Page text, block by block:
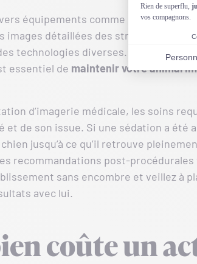
équipements comme le
scanner, l’
images détaillées des structures
technologies diverses. Le processus
essentiel de maintenir votre animal
d’imagerie médicale, les soins
et de son issue. Si une sédation a
jusqu’à ce qu’il retrouve
recommandations post-
sans encombre et veillez à
avec lui.
coûte un